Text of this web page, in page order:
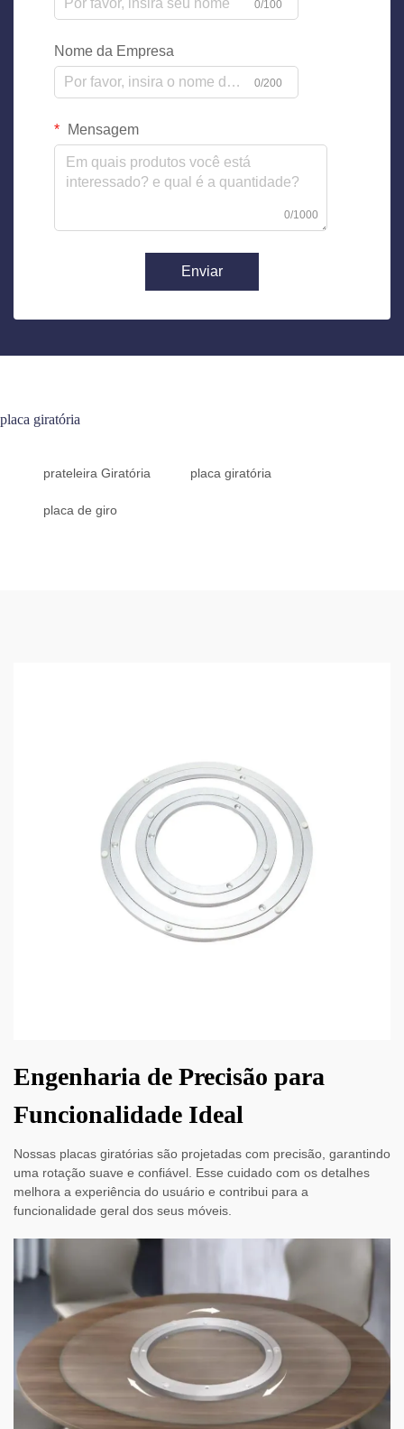
0/100
Nome da Empresa
0/200
Mensagem
0/1000
Enviar
placa giratória
prateleira Giratória placa giratória
placa de giro
Engenharia de Precisão para
Funcionalidade Ideal
Nossas placas giratórias são projetadas com precisão, garantindo
uma rotação suave e confiável. Esse cuidado com os detalhes
melhora a experiência do usuário e contribui para a
funcionalidade geral dos seus móveis.